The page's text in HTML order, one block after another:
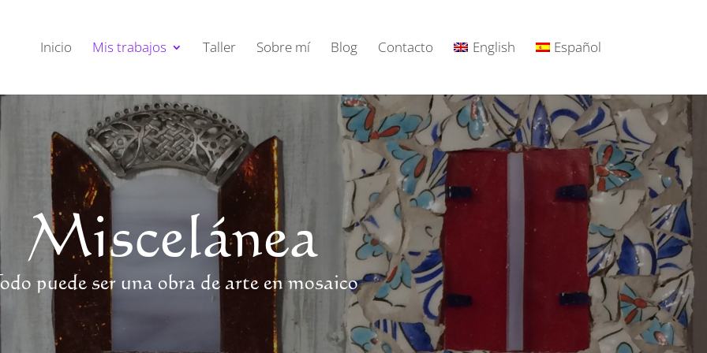
Inicio Mis trabajos Taller Sobre mí Blog Contacto English Español
Miscelánea
puede ser una obra de arte en mosaico